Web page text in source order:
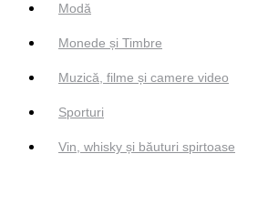
Modă
Monede și Timbre
Muzică, filme și camere video
Sporturi
Vin, whisky și băuturi spirtoase